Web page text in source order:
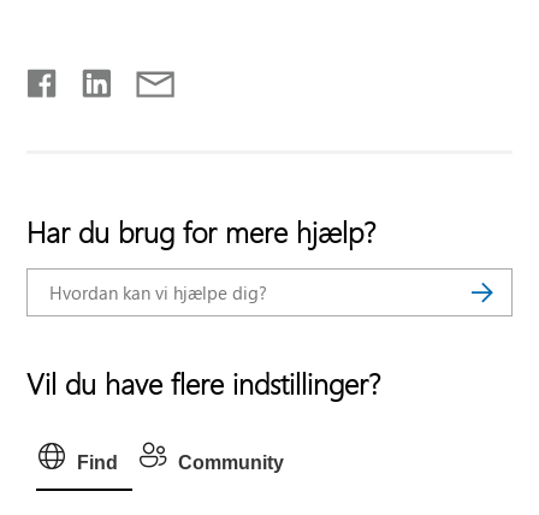
Har du brug for mere hjælp?
Vil du have flere indstillinger?
Find Community